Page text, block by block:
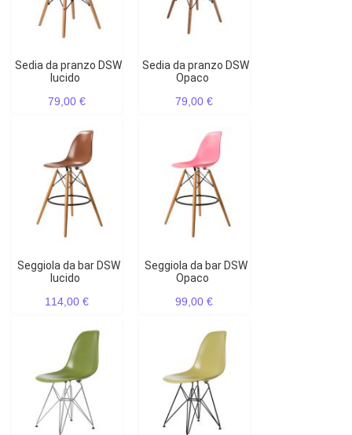
Sedia da pranzo DSW
lucido
79,00 €
Sedia da pranzo DSW
Opaco
79,00 €
Seggiola da bar DSW
lucido
114,00 €
Seggiola da bar DSW
Opaco
99,00 €